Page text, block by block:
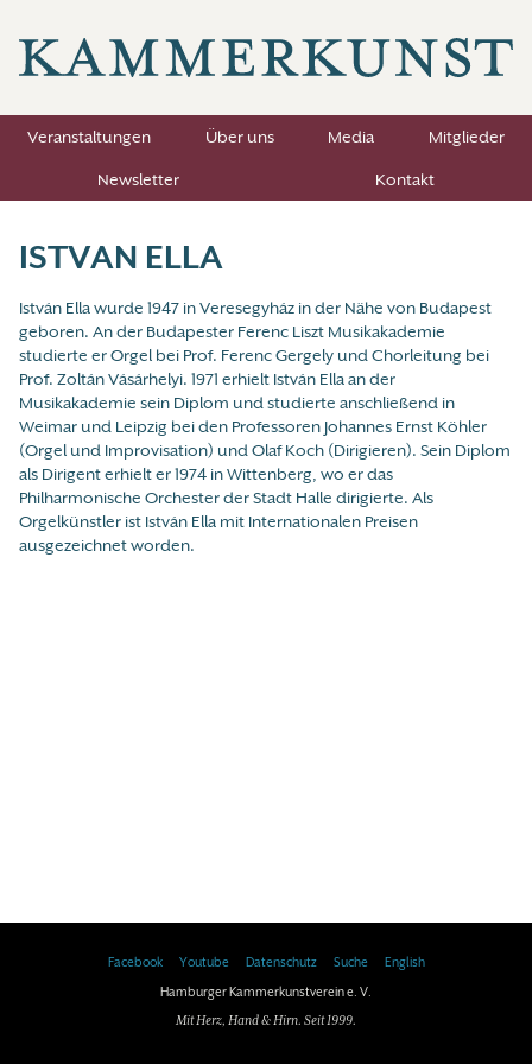
Veranstaltungen Über uns Media
Mitglieder
Newsletter
Kontakt
ISTVAN ELLA
István Ella wurde 1947 in Veresegyház in der Nähe von Budapest
geboren. An der Budapester Ferenc Liszt Musikakademie
studierte er Orgel bei Prof. Ferenc Gergely und Chorleitung bei
Prof. Zoltán Vásárhelyi. 1971 erhielt István Ella an der
Musikakademie sein Diplom und studierte anschließend in
Weimar und Leipzig bei den Professoren Johannes Ernst Köhler
(Orgel und Improvisation) und Olaf Koch (Dirigieren). Sein Diplom
als Dirigent erhielt er 1974 in Wittenberg, wo er das
Philharmonische Orchester der Stadt Halle dirigierte. Als
Orgelkünstler ist István Ella mit Internationalen Preisen
ausgezeichnet worden.
Facebook Youtube Datenschutz Suche
English
Hamburger Kammerkunstverein e. V.
Mit Herz, Hand & Hirn. Seit 1999.